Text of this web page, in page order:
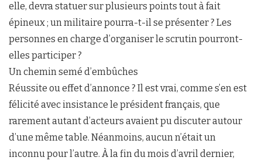
elle, devra statuer sur plusieurs points tout à fait
épineux ; un militaire pourra-t-il se présenter ? Les
personnes en charge d’organiser le scrutin pourront-
elles participer ?
Un chemin semé d’embûches
Réussite ou effet d’annonce ? Il est vrai, comme s’en est
félicité avec insistance le président français, que
rarement autant d’acteurs avaient pu discuter autour
d’une même table. Néanmoins, aucun n’était un
inconnu pour l’autre. À la fin du mois d’avril dernier,